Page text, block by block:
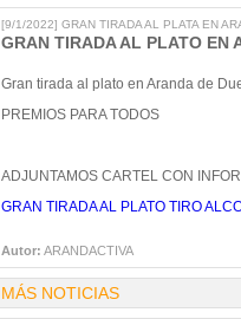
[9/1/2022] GRAN TIRADA AL PLATA EN
GRAN TIRADA AL PLATO EN
Gran tirada al plato en Aranda de
PREMIOS PARA TODOS
ADJUNTAMOS CARTEL CON
GRAN TIRADA AL PLATO TIRO
Autor: ARANDACTIVA
MÁS NOTICIAS